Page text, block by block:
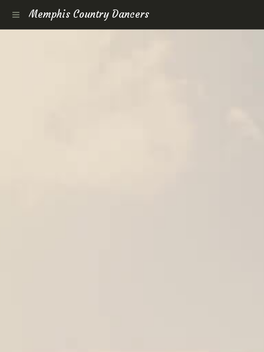
Memphis Country Dancers